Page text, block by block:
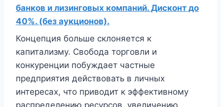
банков и лизинговых компаний. Дисконт до
40%. (без аукционов).
Концепция больше склоняется к
капитализму. Свобода торговли и
конкуренции побуждает частные
предприятия действовать в личных
интересах, что приводит к эффективному
распределению ресурсов, увеличению